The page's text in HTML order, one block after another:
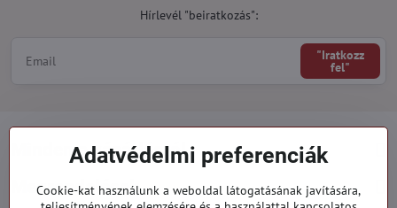
Hírlevél "beiratkozás":
"Iratkozz
fel"
Minden a vásárlásról
Megrendelések
Adatvédelmi preferenciák
Cookie-kat használunk a weboldal látogatásának javítására,